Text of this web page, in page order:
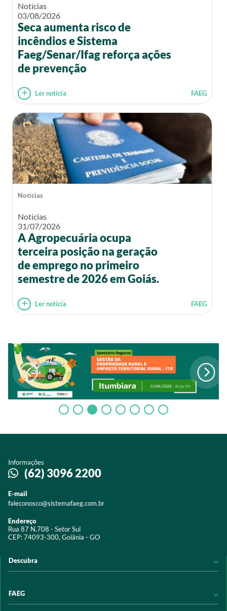
Notícias
03/08/2026
Seca aumenta risco de
incêndios e Sistema
Faeg/Senar/Ifag reforça ações
de prevenção
Ler notícia FAEG
Notícias
Notícias
31/07/2026
A Agropecuária ocupa
terceira posição na geração
de emprego no primeiro
semestre de 2026 em Goiás.
Ler notícia FAEG
Informações
(62) 3096 2200
E-mail
faleconosco@sistemafaeg.com.br
Endereço
Rua 87 N.708 - Setor Sul
CEP: 74093-300, Goiânia - GO
Descubra
Acervo digital
FAEG